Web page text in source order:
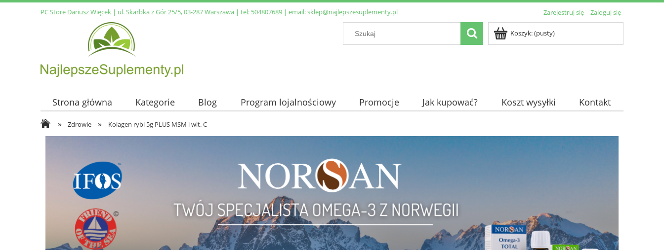
PC Store Dariusz Więcek | ul. Skarbka z Gór 25/5, 03-287 Warszawa | tel: 504807689 | email:sklep@najlepszesuplementy.pl Zarejestruj się Zaloguj się
Koszyk:(pusty)
Strona główna Kategorie Blog Program lojalnościowy Promocje Jak kupować? Koszt wysyłki Kontakt
» Zdrowie » Kolagen rybi 5g PLUS MSM i wit. C